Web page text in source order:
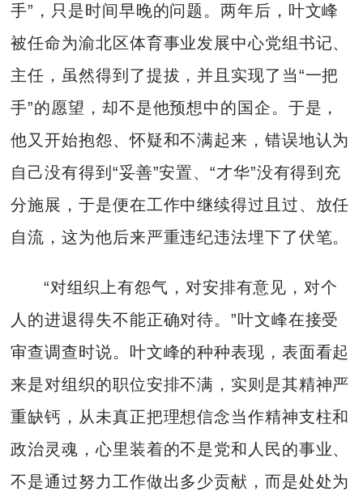
手”，只是时间早晚的问题。两年后，叶文峰
被任命为渝北区体育事业发展中心党组书记、
主任，虽然得到了提拔，并且实现了当“一把
手”的愿望，却不是他预想中的国企。于是，
他又开始抱怨、怀疑和不满起来，错误地认为
自己没有得到“妥善”安置、“才华”没有得到充
分施展，于是便在工作中继续得过且过、放任
自流，这为他后来严重违纪违法埋下了伏笔。
“对组织上有怨气，对安排有意见，对个
人的进退得失不能正确对待。”叶文峰在接受
审查调查时说。叶文峰的种种表现，表面看起
来是对组织的职位安排不满，实则是其精神严
重缺钙，从未真正把理想信念当作精神支柱和
政治灵魂，心里装着的不是党和人民的事业、
不是通过努力工作做出多少贡献，而是处处为